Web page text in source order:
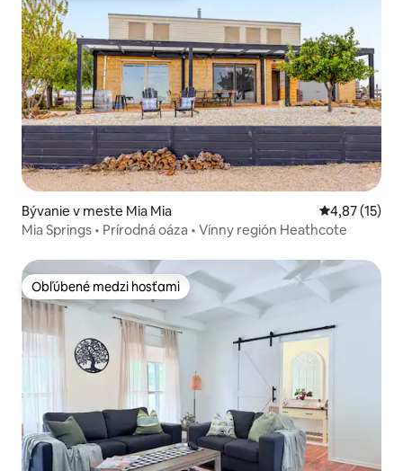
Bývanie v meste Mia Mia Priemerné
4,87 (15)
Mia Springs • Prírodná oáza • Vínny región Heathcote
Obľúbené medzi hosťami
Obľúbené medzi hosťami